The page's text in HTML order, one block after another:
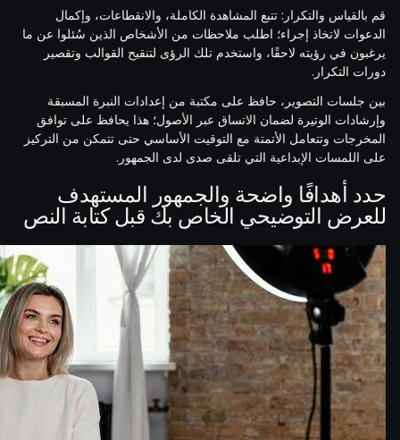
قم بالقياس والتكرار: تتبع المشاهدة الكاملة، والانقطاعات، وإكمال
الدعوات لاتخاذ إجراء؛ اطلب ملاحظات من الأشخاص الذين سُئلوا عن ما
يرغبون في رؤيته لاحقًا، واستخدم تلك الرؤى لتنقيح القوالب وتقصير
دورات التكرار.
بين جلسات التصوير، حافظ على مكتبة من إعدادات النبرة المسبقة
وإرشادات الوتيرة لضمان الاتساق عبر الأصول؛ هذا يحافظ على توافق
المخرجات وتتعامل الأتمتة مع التوقيت الأساسي حتى تتمكن من التركيز
على اللمسات الإبداعية التي تلقى صدى لدى الجمهور.
حدد أهدافًا واضحة والجمهور المستهدف
للعرض التوضيحي الخاص بك قبل كتابة النص